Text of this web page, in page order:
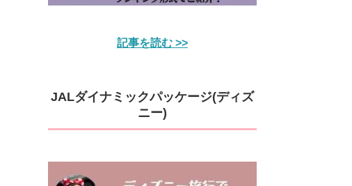
記事を読む >>
JALダイナミックパッケージ(ディズ
ニー)